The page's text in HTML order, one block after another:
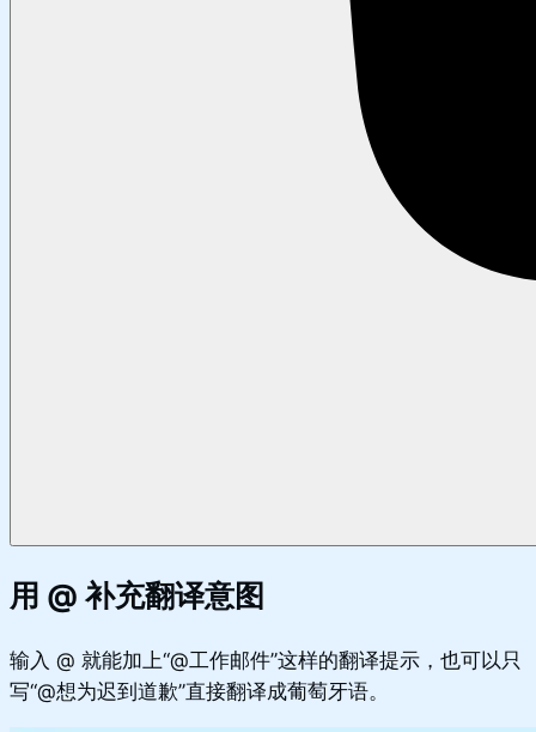
用 @ 补充翻译意图
输入 @ 就能加上“@工作邮件”这样的翻译提示，也可以只
写“@想为迟到道歉”直接翻译成葡萄牙语。